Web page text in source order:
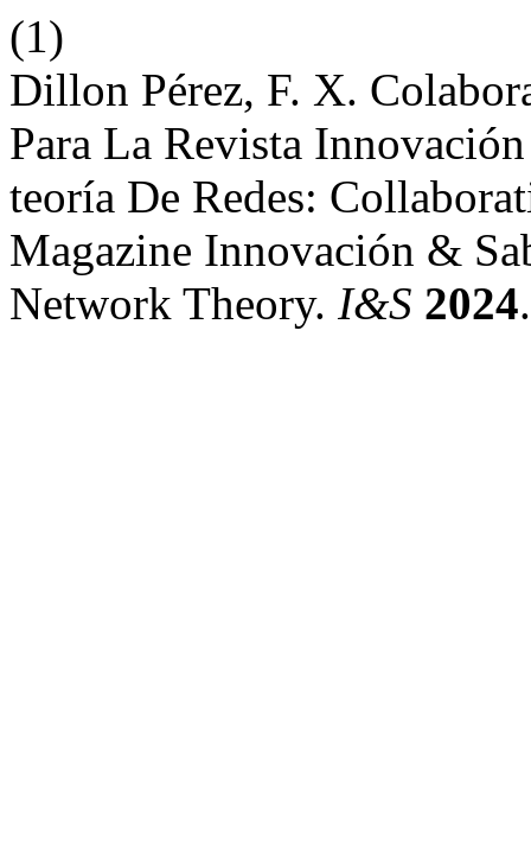
(1)
Dillon Pérez, F. X.
Para La Revista
teoría De Redes:
Magazine Innovación &
Network Theory. I&S 2024.